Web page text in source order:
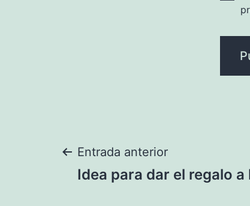
Navegación
Entrada anterior
Idea para dar el regalo